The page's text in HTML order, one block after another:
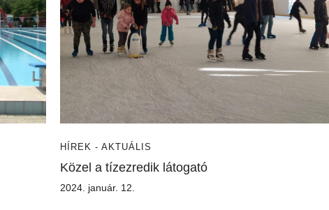
HÍREK - AKTUÁLIS
Közel a tízezredik látogató
2024. január. 12.